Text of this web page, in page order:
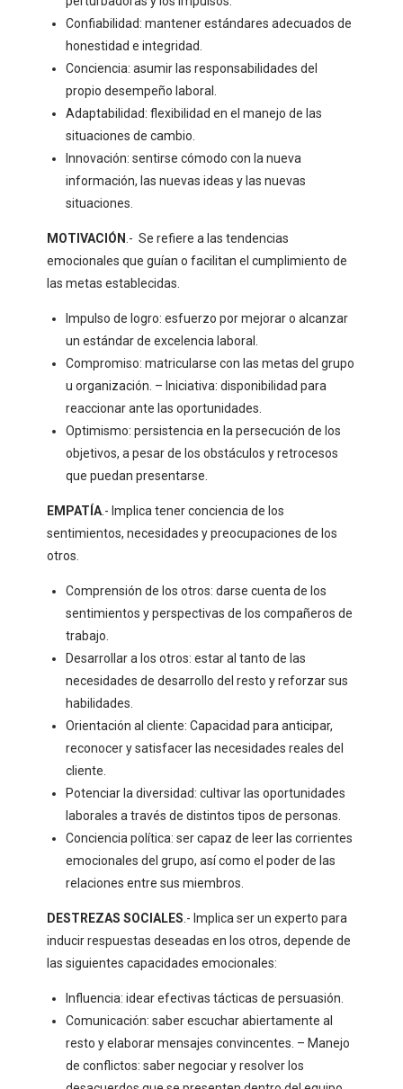
Confiabilidad: mantener estándares adecuados de
honestidad e integridad.
Conciencia: asumir las responsabilidades del
propio desempeño laboral.
Adaptabilidad: flexibilidad en el manejo de las
situaciones de cambio.
Innovación: sentirse cómodo con la nueva
información, las nuevas ideas y las nuevas
situaciones.
MOTIVACIÓN .- Se refiere a las tendencias
emocionales que guían o facilitan el cumplimiento de
las metas establecidas.
Impulso de logro: esfuerzo por mejorar o alcanzar
un estándar de excelencia laboral.
Compromiso: matricularse con las metas del grupo
u organización. – Iniciativa: disponibilidad para
reaccionar ante las oportunidades.
Optimismo: persistencia en la persecución de los
objetivos, a pesar de los obstáculos y retrocesos
que puedan presentarse.
EMPATÍA .- Implica tener conciencia de los
sentimientos, necesidades y preocupaciones de los
otros.
Comprensión de los otros: darse cuenta de los
sentimientos y perspectivas de los compañeros de
trabajo.
Desarrollar a los otros: estar al tanto de las
necesidades de desarrollo del resto y reforzar sus
habilidades.
Orientación al cliente: Capacidad para anticipar,
reconocer y satisfacer las necesidades reales del
cliente.
Potenciar la diversidad: cultivar las oportunidades
laborales a través de distintos tipos de personas.
Conciencia política: ser capaz de leer las corrientes
emocionales del grupo, así como el poder de las
relaciones entre sus miembros.
DESTREZAS SOCIALES .- Implica ser un experto para
inducir respuestas deseadas en los otros, depende de
las siguientes capacidades emocionales:
Influencia: idear efectivas tácticas de persuasión.
Comunicación: saber escuchar abiertamente al
resto y elaborar mensajes convincentes. – Manejo
de conflictos: saber negociar y resolver los